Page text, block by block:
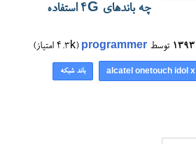
چه باندهای 4G استفاده
توسط programmer
(
4.3k امتیاز)
alcatel onetouch idol x باند شبکه